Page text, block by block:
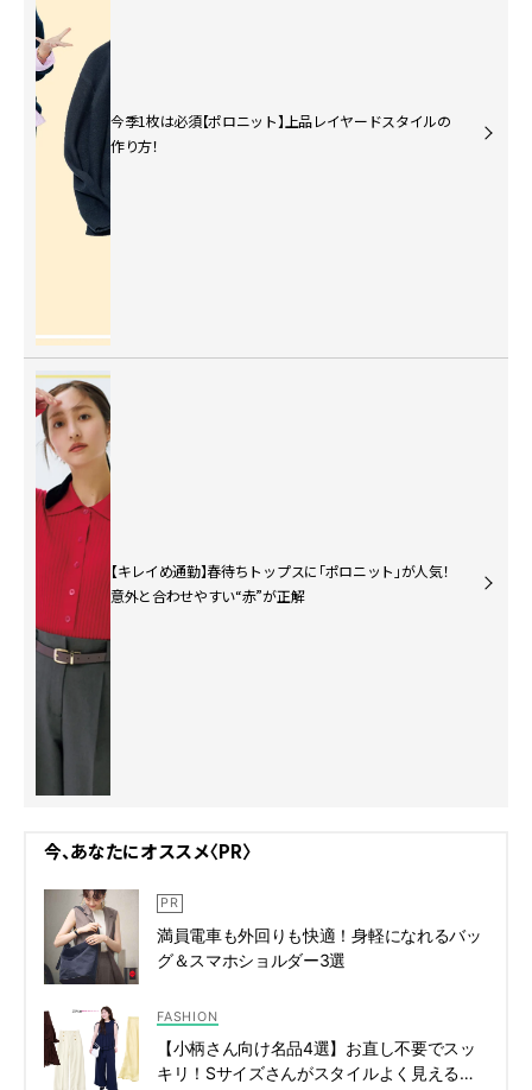
今季1枚は必須【ポロニット】上品レイヤードスタイルの
作り方！
【キレイめ通勤】春待ちトップスに「ポロニット」が人気！
意外と合わせやすい“赤”が正解
今、あなたにオススメ〈PR〉
満員電車も外回りも快適！身軽になれるバッ
グ＆スマホショルダー3選
FASHION
【小柄さん向け名品4選】お直し不要でスッ
キリ！Sサイズさんがスタイルよく見える通